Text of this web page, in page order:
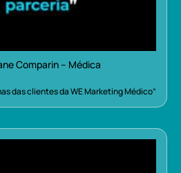
Comparin – Médica
das clientes da WE Marketing Médico”